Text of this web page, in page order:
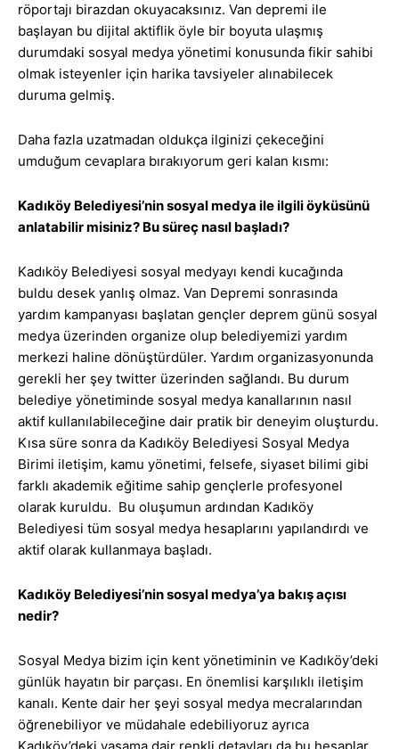
röportajı birazdan okuyacaksınız. Van depremi ile
başlayan bu dijital aktiflik öyle bir boyuta ulaşmış
durumdaki sosyal medya yönetimi konusunda fikir sahibi
olmak isteyenler için harika tavsiyeler alınabilecek
duruma gelmiş.
Daha fazla uzatmadan oldukça ilginizi çekeceğini
umduğum cevaplara bırakıyorum geri kalan kısmı:
Kadıköy Belediyesi’ninsosyal medya ile ilgili öyküsünü
anlatabilir misiniz? Bu süreç nasıl başladı?
Kadıköy Belediyesi sosyal medyayı kendi kucağında
buldu desek yanlış olmaz. Van Depremi sonrasında
yardım kampanyası başlatan gençler deprem günü sosyal
medya üzerinden organize olup belediyemizi yardım
merkezi haline dönüştürdüler. Yardım organizasyonunda
gerekli her şey twitter üzerinden sağlandı. Bu durum
belediye yönetiminde sosyal medya kanallarının nasıl
aktif kullanılabileceğine dair pratik bir deneyim oluşturdu.
Kısa süre sonra da Kadıköy Belediyesi Sosyal Medya
Birimi iletişim, kamu yönetimi, felsefe, siyaset bilimi gibi
farklı akademik eğitime sahip gençlerle profesyonel
olarak kuruldu. Bu oluşumun ardından Kadıköy
Belediyesi tüm sosyal medya hesaplarını yapılandırdı ve
aktif olarak kullanmaya başladı.
Kadıköy Belediyesi’nin sosyal medya’ya bakış açısı
nedir?
Sosyal Medya bizim için kent yönetiminin ve Kadıköy’deki
günlük hayatın bir parçası. En önemlisi karşılıklı iletişim
kanalı. Kente dair her şeyi sosyal medya mecralarından
öğrenebiliyor ve müdahale edebiliyoruz ayrıca